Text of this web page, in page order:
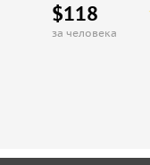
$118
за человека